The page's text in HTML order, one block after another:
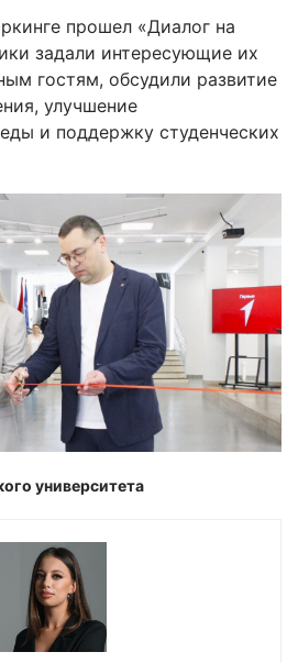
прошел «Диалог на
задали интересующие их
гостям, обсудили развитие
улучшение
и поддержку студенческих
университета